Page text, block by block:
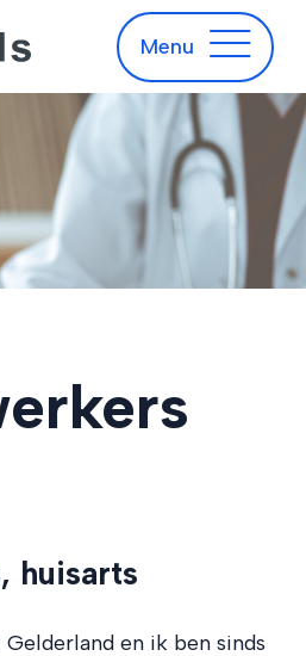
Spoedgeval
Menu
huisarts
en ik ben sinds